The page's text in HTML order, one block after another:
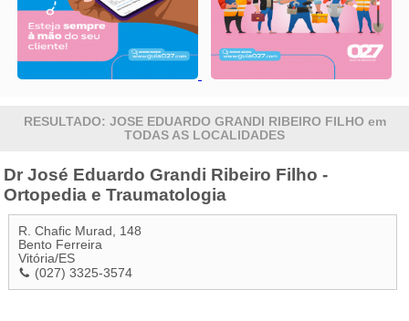
RESULTADO: JOSE EDUARDO GRANDI RIBEIRO FILHO em
TODAS AS LOCALIDADES
Dr José Eduardo Grandi Ribeiro Filho -
Ortopedia e Traumatologia
R. Chafic Murad, 148
Bento Ferreira
Vitória/ES
(027) 3325-3574